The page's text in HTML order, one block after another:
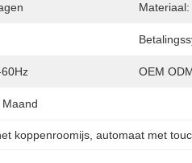
Materiaal:
OEM
koppenroomijs , automaat met